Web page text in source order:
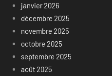
janvier 2026
décembre 2025
novembre 2025
octobre 2025
septembre 2025
août 2025